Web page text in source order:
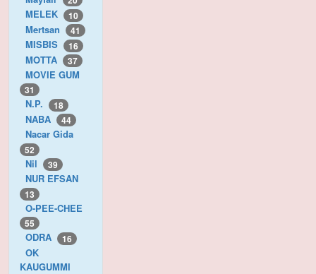
MELEK 10
Mertsan 41
MISBIS 16
MOTTA 37
MOVIE GUM
31
N.P. 18
NABA 44
Nacar Gida
52
Nil 39
NUR EFSAN
13
O-PEE-CHEE
55
ODRA 16
OK
KAUGUMMI